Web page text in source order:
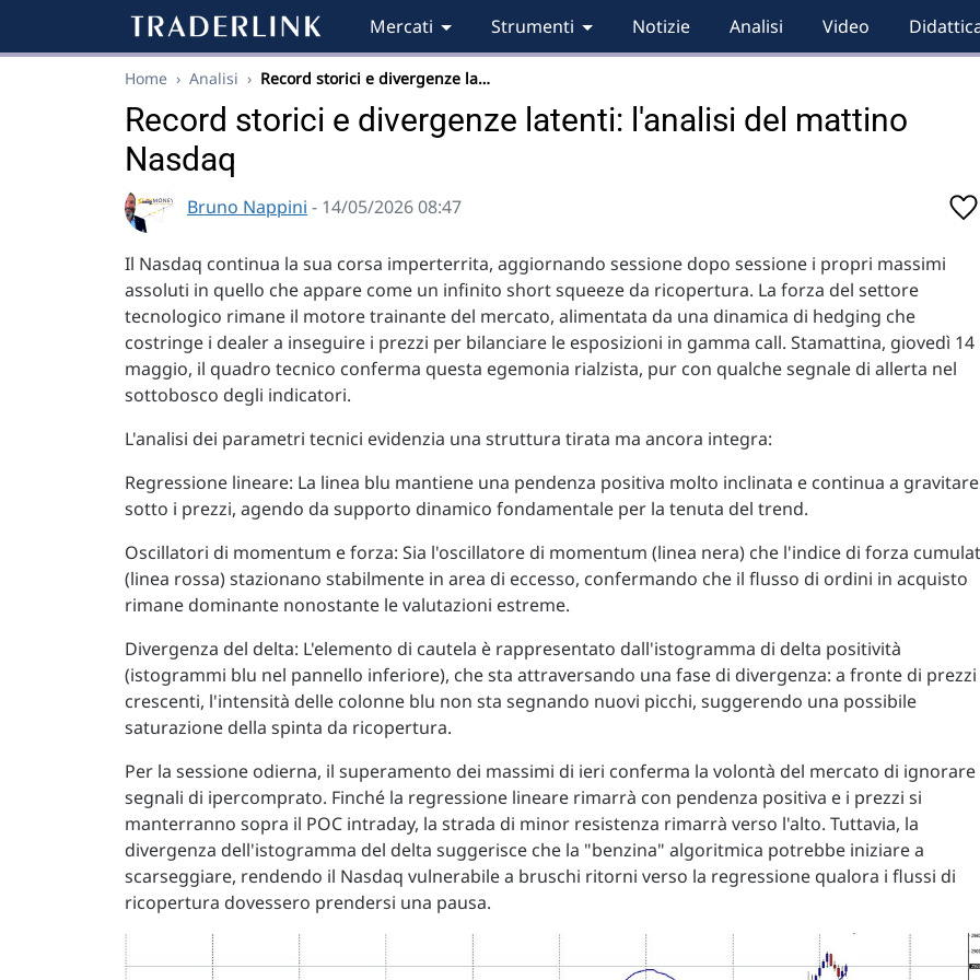
Mercati Strumenti Notizie Analisi Video
Home › Analisi › Record storici e divergenze la…
Record storici e divergenze latenti: l'analisi del mattino
Nasdaq
Bruno Nappini - 14/05/2026 08:47
Il Nasdaq continua la sua corsa imperterrita, aggiornando sessione dopo sessione i propri massimi
assoluti in quello che appare come un infinito short squeeze da ricopertura. La forza del settore
tecnologico rimane il motore trainante del mercato, alimentata da una dinamica di hedging che
costringe i dealer a inseguire i prezzi per bilanciare le esposizioni in gamma call. Stamattina, giovedì 14
maggio, il quadro tecnico conferma questa egemonia rialzista, pur con qualche segnale di allerta nel
sottobosco degli indicatori.
L'analisi dei parametri tecnici evidenzia una struttura tirata ma ancora integra:
Regressione lineare: La linea blu mantiene una pendenza positiva molto inclinata e continua a gravitare
sotto i prezzi, agendo da supporto dinamico fondamentale per la tenuta del trend.
Oscillatori di momentum e forza: Sia l'oscillatore di momentum (linea nera) che l'indice di forza
(linea rossa) stazionano stabilmente in area di eccesso, confermando che il flusso di ordini in acquisto
rimane dominante nonostante le valutazioni estreme.
Divergenza del delta: L'elemento di cautela è rappresentato dall'istogramma di delta positività
(istogrammi blu nel pannello inferiore), che sta attraversando una fase di divergenza: a fronte di prezzi
crescenti, l'intensità delle colonne blu non sta segnando nuovi picchi, suggerendo una possibile
saturazione della spinta da ricopertura.
Per la sessione odierna, il superamento dei massimi di ieri conferma la volontà del mercato di ignorare
segnali di ipercomprato. Finché la regressione lineare rimarrà con pendenza positiva e i prezzi si
manterranno sopra il POC intraday, la strada di minor resistenza rimarrà verso l'alto. Tuttavia, la
divergenza dell'istogramma del delta suggerisce che la "benzina" algoritmica potrebbe iniziare a
scarseggiare, rendendo il Nasdaq vulnerabile a bruschi ritorni verso la regressione qualora i flussi di
ricopertura dovessero prendersi una pausa.